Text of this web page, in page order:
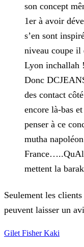
son concept
1er à avoir
s’en sont
niveau coupe il
Lyon inchallah !
Donc
des contact
encore là-bas
penser à ce
mutha
mettent la
Seulement les
peuvent laisser un
Gilet Fisher Kaki